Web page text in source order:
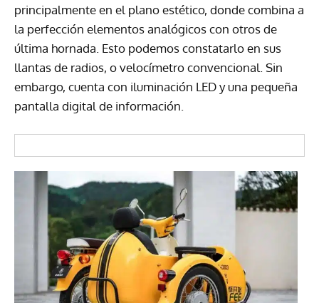
principalmente en el plano estético, donde combina a
la perfección elementos analógicos con otros de
última hornada. Esto podemos constatarlo en sus
llantas de radios, o velocímetro convencional. Sin
embargo, cuenta con iluminación LED y una pequeña
pantalla digital de información.